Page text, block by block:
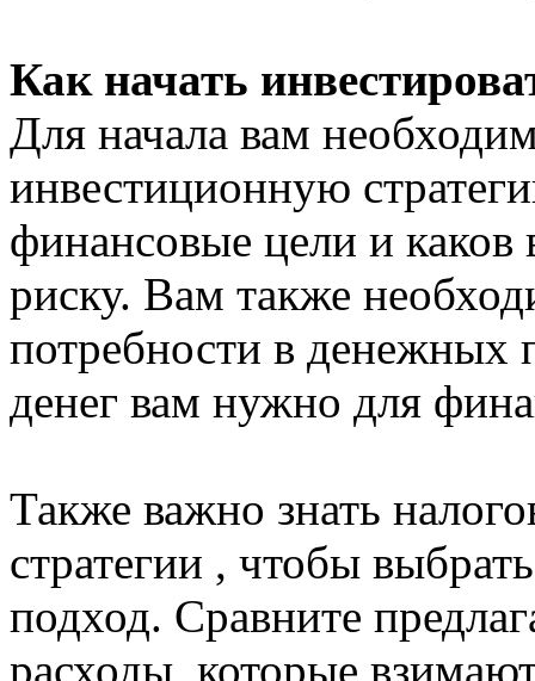
Как начать
Для начала вам
инвестиционную
финансовые цели и
риску. Вам также
потребности в денежных
денег вам нужно для
Также важно знать
стратегии , чтобы
подход. Сравните
расходы, которые